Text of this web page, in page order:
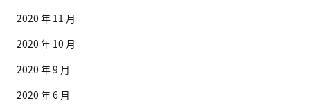
2020 年 11 月
2020 年 10 月
2020 年 9 月
2020 年 6 月